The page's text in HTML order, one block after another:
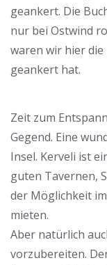
geankert. Die
nur bei Ostwind
waren wir hier die
geankert hat.
Zeit zum
Gegend. Eine
Insel. Kerveli ist
guten Tavernen,
der Möglichkeit
mieten.
Aber natürlich
vorzubereiten.